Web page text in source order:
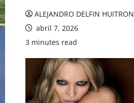
ALEJANDRO DELFIN HUITRON
abril 7, 2026
3 minutes read